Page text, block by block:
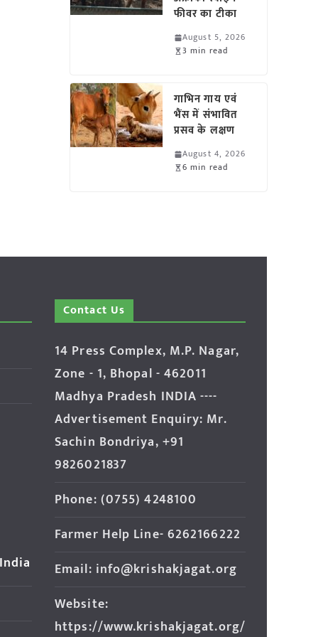
फीवर का टीका
August 5, 2026
3 min read
गाभिन गाय एवं
भैंस में संभावित
प्रसव के लक्षण
August 4, 2026
6 min read
Contact Us
14 Press Complex, M.P. Nagar,
Zone - 1, Bhopal - 462011
Madhya Pradesh INDIA ----
Advertisement Enquiry: Mr.
Sachin Bondriya, +91
9826021837
Phone: (0755) 4248100
Farmer Help Line- 6262166222
Email: info@krishakjagat.org
Website:
https://www.krishakjagat.org/